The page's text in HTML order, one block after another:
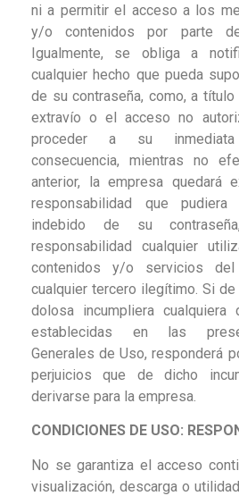
ni a permitir el acceso a los
y/o contenidos por parte
Igualmente, se obliga a
cualquier hecho que pueda
de su contraseña, como, a título
extravío o el acceso no
proceder a su inmediata
consecuencia, mientras no
anterior, la empresa quedará
responsabilidad que
indebido de su
responsabilidad cualquier
contenidos y/o servicios
cualquier tercero ilegítimo. Si
dolosa incumpliera
establecidas en las
Generales de Uso, responderá
perjuicios que de dicho
derivarse para la empresa.
CONDICIONES DE USO:
No se garantiza el acceso
visualización, descarga o